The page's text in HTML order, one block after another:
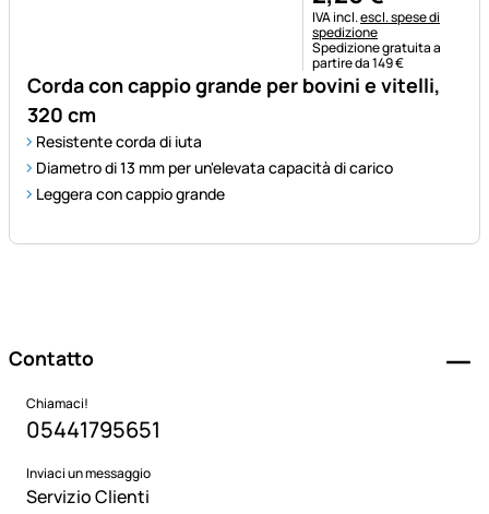
Corda con cappio grande per bovini e vitelli,
320 cm
Resistente corda di iuta
Diametro di 13 mm per un'elevata capacità di carico
Leggera con cappio grande
Informazioni fiscali:
IVA incl.escl. spese di
spedizione
Spedizione gratuita a
partire da 149 €
Contatto
Chiamaci!
05441795651
Inviaci un messaggio
Servizio Clienti